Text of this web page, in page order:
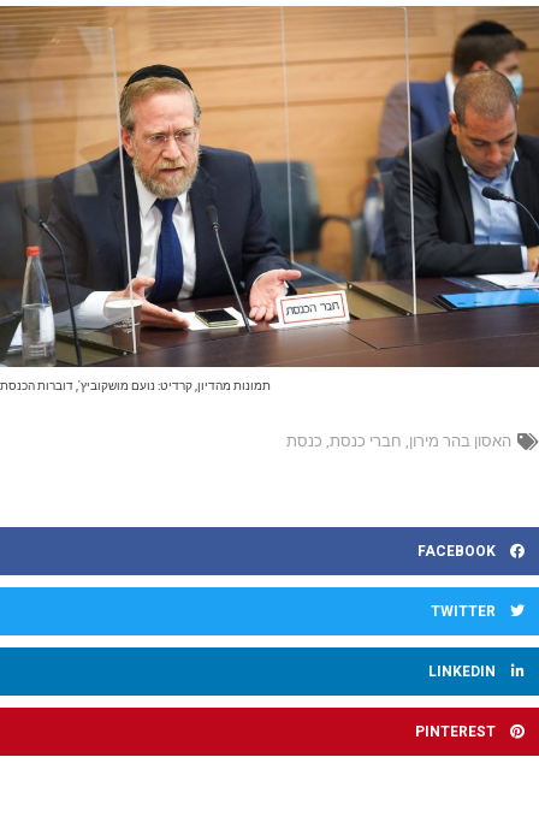
תמונות מהדיון, קרדיט: נועם מושקוביץ', דוברות הכנסת
האסון בהר מירון, חברי כנסת, כנסת
FACEBOOK
TWITTER
LINKEDIN
PINTEREST